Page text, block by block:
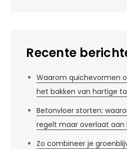
Recente
Waarom quichevormen
het bakken van hartige
Betonvloer storten:
regelt maar overlaat
Zo combineer je